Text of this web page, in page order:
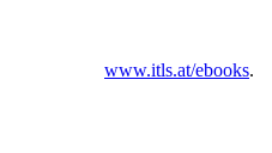
www.itls.at/ebooks.